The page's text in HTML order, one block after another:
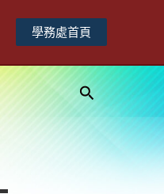
學務處首頁
搜
尋